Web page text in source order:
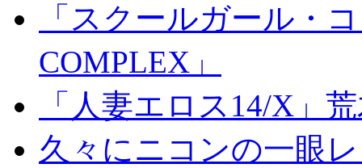
「スクールガール・
COMPLEX」
「人妻エロス14/X」
久々にニコンの一眼